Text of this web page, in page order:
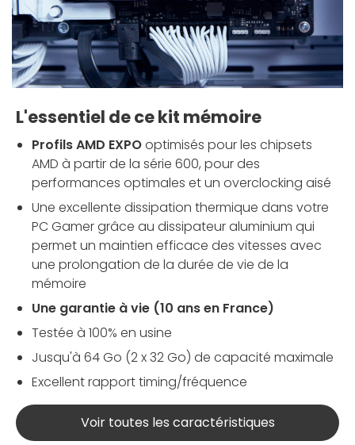
L'essentiel de ce kit mémoire
Profils AMD EXPOoptimisés pour les chipsets
AMD à partir de la série 600, pour des
performances optimales et un overclocking aisé
Une excellente dissipation thermique dans votre
PC Gamer grâce au dissipateur aluminium qui
permet un maintien efficace des vitesses avec
une prolongation de la durée de vie de la
mémoire
Une garantie à vie (10 ans en France)
Testée à 100% en usine
Jusqu'à 64 Go (2 x 32 Go) de capacité maximale
Excellent rapport timing/fréquence
Voir toutes les caractéristiques